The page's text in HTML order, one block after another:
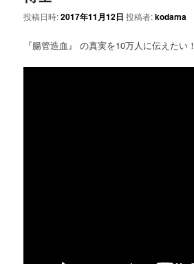
投稿日時:2017年11月12日 投稿者:kodama
『腸管造血』 の真実を10万人に伝えたい！